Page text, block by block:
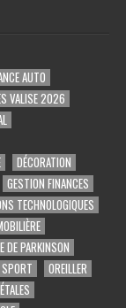
AUTO
VALISE 2026
DÉCORATION
GESTION FINANCES
TECHNOLOGIQUES
DE PARKINSON
OREILLER